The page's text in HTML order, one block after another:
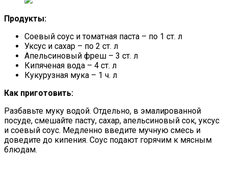
Продукты:
Соевый соус и томатная паста – по 1 ст. л
Уксус и сахар – по 2 ст. л
Апельсиновый фреш – 3 ст. л
Кипяченая вода – 4 ст. л
Кукурузная мука – 1 ч. л
Как приготовить:
Разбавьте муку водой. Отдельно, в эмалированной
посуде, смешайте пасту, сахар, апельсиновый сок, уксус
и соевый соус. Медленно введите мучную смесь и
доведите до кипения. Соус подают горячим к мясным
блюдам.